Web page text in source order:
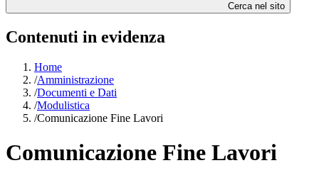
Cerca nel sito
Contenuti in evidenza
Home
/Amministrazione
/Documenti e Dati
/Modulistica
/Comunicazione Fine Lavori
Comunicazione Fine Lavori